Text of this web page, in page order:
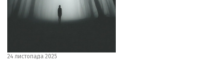
24 листопада 2025